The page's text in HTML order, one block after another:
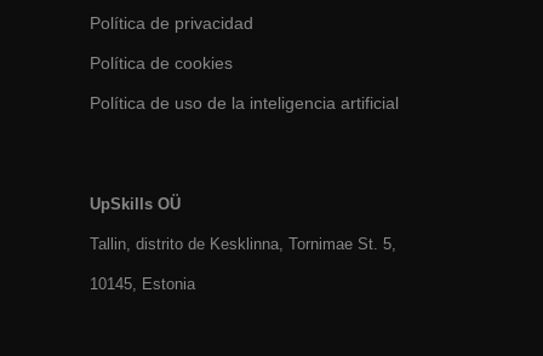
Política de privacidad
Política de cookies
Política de uso de la inteligencia artificial
UpSkills OÜ
Tallin, distrito de Kesklinna, Tornimаe St. 5,
10145, Estonia